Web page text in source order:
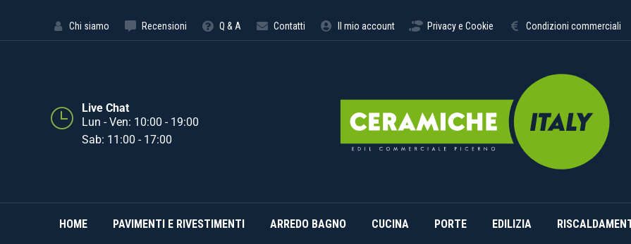
Chi siamo Recensioni Q & A Contatti Il mio account Privacy e Cookie Condizioni commerciali
Live Chat
Lun - Ven: 10:00 - 19:00
Sab: 11:00 - 17:00
HOME PAVIMENTI E RIVESTIMENTI ARREDO BAGNO CUCINA PORTE EDILIZIA
HOME PAVIMENTI E RIVESTIMENTI ARREDO BAGNO CUCINA PORTE